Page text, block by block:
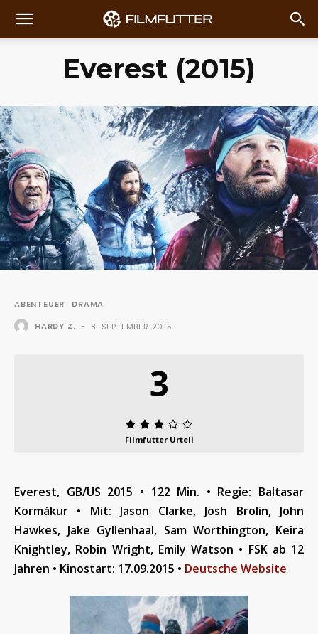
Everest (2015)
ABENTEUER
DRAMA
HARDY Z. - 8. SEPTEMBER 2015
3
Filmfutter Urteil
Everest, GB/US 2015 • 122 Min. • Regie: Baltasar
Kormákur • Mit: Jason Clarke, Josh Brolin, John
Hawkes, Jake Gyllenhaal, Sam Worthington, Keira
Knightley, Robin Wright, Emily Watson • FSK ab 12
Jahren • Kinostart: 17.09.2015 • Deutsche Website